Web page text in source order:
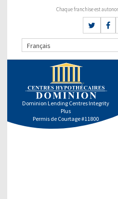
Chaque franchise est
Français
Dominion Lending Centres Integrity
Plus
Permis de Courtage #11800